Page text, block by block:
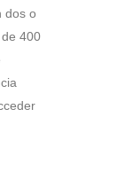
dos o
400